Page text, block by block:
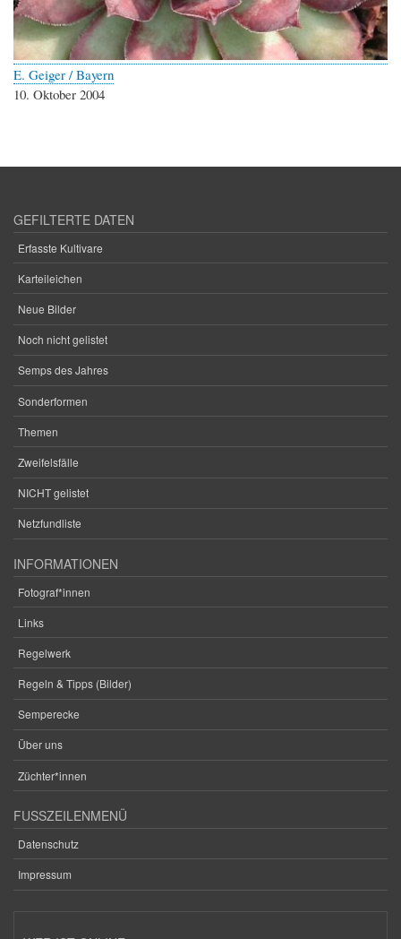
E. Geiger / Bayern
10. Oktober 2004
GEFILTERTE DATEN
Erfasste Kultivare
Karteileichen
Neue Bilder
Noch nicht gelistet
Semps des Jahres
Sonderformen
Themen
Zweifelsfälle
NICHT gelistet
Netzfundliste
INFORMATIONEN
Fotograf*innen
Links
Regelwerk
Regeln & Tipps (Bilder)
Semperecke
Über uns
Züchter*innen
FUSSZEILENMENÜ
Datenschutz
Impressum